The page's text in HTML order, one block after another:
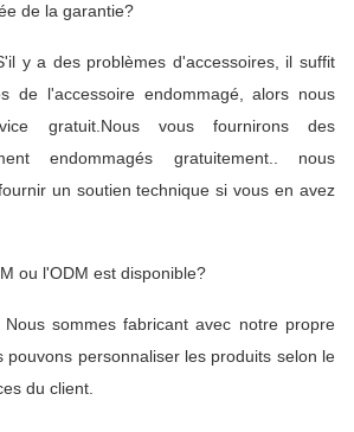
de la garantie?
y a des problèmes d'accessoires, il suffit
de l'accessoire endommagé, alors nous
gratuit.Nous vous fournirons des
endommagés gratuitement.. nous
un soutien technique si vous en avez
ou l'ODM est disponible?
sommes fabricant avec notre propre
pouvons personnaliser les produits selon le
du client.